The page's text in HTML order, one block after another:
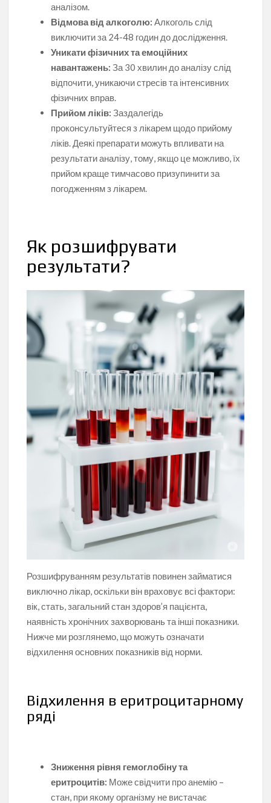
аналізом.
Відмова від алкоголю: Алкоголь слід
виключити за 24-48 годин до дослідження.
Уникати фізичних та емоційних
навантажень: За 30 хвилин до аналізу слід
відпочити, уникаючи стресів та інтенсивних
фізичних вправ.
Прийом ліків: Заздалегідь
проконсультуйтеся з лікарем щодо прийому
ліків. Деякі препарати можуть впливати на
результати аналізу, тому, якщо це можливо, їх
прийом краще тимчасово призупинити за
погодженням з лікарем.
Як розшифрувати
результати?
Розшифруванням результатів повинен займатися
виключно лікар, оскільки він враховує всі фактори:
вік, стать, загальний стан здоров’я пацієнта,
наявність хронічних захворювань та інші показники.
Нижче ми розглянемо, що можуть означати
відхилення основних показників від норми.
Відхилення в еритроцитарному
ряді
Зниження рівня гемоглобіну та
еритроцитів: Може свідчити про анемію –
стан, при якому організму не вистачає